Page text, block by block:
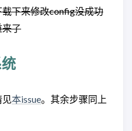
下来修改config没成功
来了
本issue。其余步骤同上